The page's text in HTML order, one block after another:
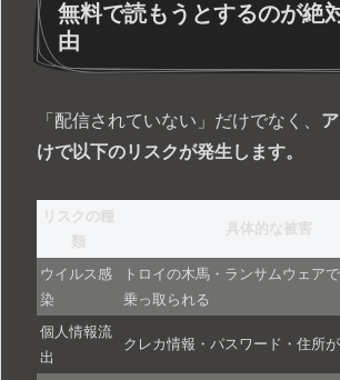
無料で読もうとするのが絶
由
「配信されていない」だけでなく、
けで以下のリスクが発生します。
リスクの種
類
具体的な被害
ウイルス感
染
トロイの木馬・ランサムウェア
乗っ取られる
個人情報流
出
クレカ情報・パスワード・住所